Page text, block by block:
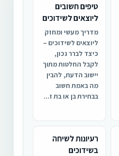
טיפים חשובים
ליוצאים לשידוכים
מדריך מעשי ומחזק
ליוצאים לשידוכים –
כיצד לברר נכון,
לקבל החלטות מתוך
יישוב הדעת, להבין
מה באמת חשוב
בבחירת בן או בת ז...
רעיונות לשיחה
בשידוכים